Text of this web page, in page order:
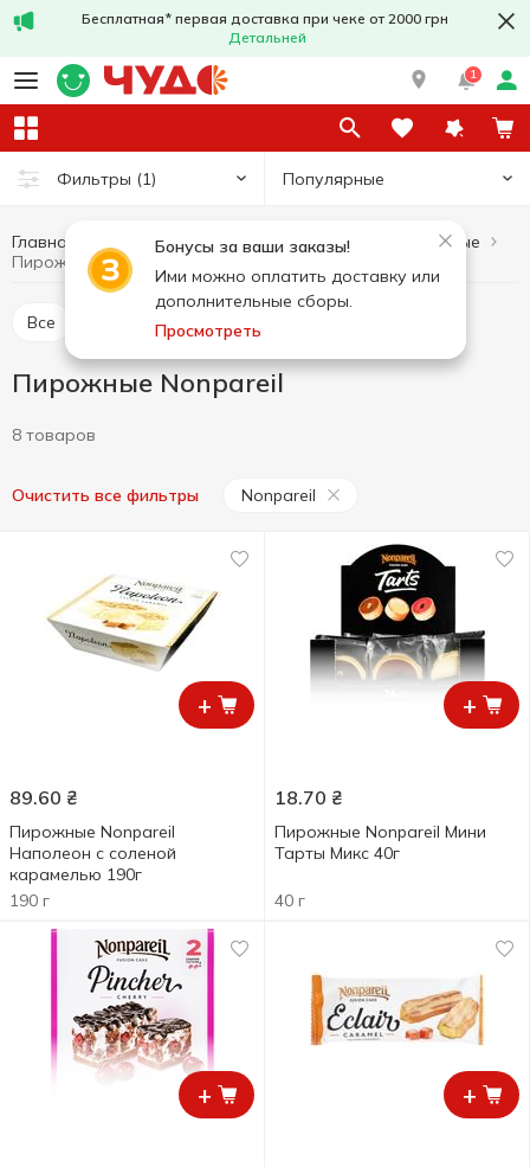
Бесплатная* первая доставка при чеке от 2000 грн
Детальней
1
Фильтры (1) Популярные
Бонусы за ваши заказы!
Ими можно оплатить доставку или
дополнительные сборы.
Просмотреть
Главная Сладости Торты и пирожные
Пирожные
Пирожные Nonpareil
Все Пирожные
Пирожные Nonpareil
8 товаров
Очистить все фильтры Nonpareil
+
89.60 ₴
Пирожные Nonpareil
Наполеон с соленой
карамелью 190г
190 г
+
18.70 ₴
Пирожные Nonpareil Мини
Тарты Микс 40г
40 г
+ +